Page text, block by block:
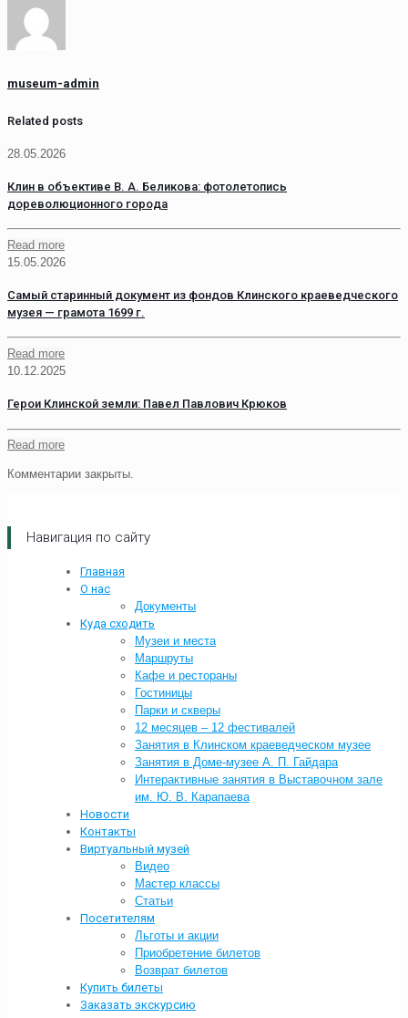
museum-admin
Related posts
28.05.2026
Клин в объективе В. А. Беликова: фотолетопись
дореволюционного города
Read more
15.05.2026
Самый старинный документ из фондов Клинского краеведческого
музея — грамота 1699 г.
Read more
10.12.2025
Герои Клинской земли: Павел Павлович Крюков
Read more
Комментарии закрыты.
Навигация по сайту
Главная
О нас
Документы
Куда сходить
Музеи и места
Маршруты
Кафе и рестораны
Гостиницы
Парки и скверы
12 месяцев – 12 фестивалей
Занятия в Клинском краеведческом музее
Занятия в Доме-музее А. П. Гайдара
Интерактивные занятия в Выставочном зале
им. Ю. В. Карапаева
Новости
Контакты
Виртуальный музей
Видео
Мастер классы
Статьи
Посетителям
Льготы и акции
Приобретение билетов
Возврат билетов
Купить билеты
Заказать экскурсию